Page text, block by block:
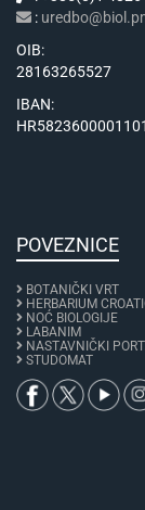
:
OIB:
28163265527
IBAN:
POVEZNICE
BOTANIČKI VRT
HERBARIUM
NOĆ BIOLOGIJE
LABANIM
NASTAVNIČKI
STUDOMAT